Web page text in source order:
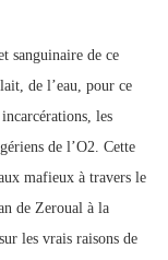
sanguinaire de ce
de l’eau, pour ce
les
de l’O2. Cette
mafieux à travers le
de Zeroual à la
les vrais raisons de